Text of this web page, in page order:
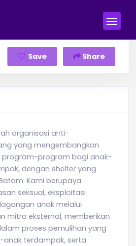
Save Share
organisasi anti-
yang mengembangkan
program-program bagi anak-
dengan shelter yang
Kami berupaya
seksual, eksploitasi
anak melalui
mitra eksternal, memberikan
proses pemulihan yang
anak terdampak, serta